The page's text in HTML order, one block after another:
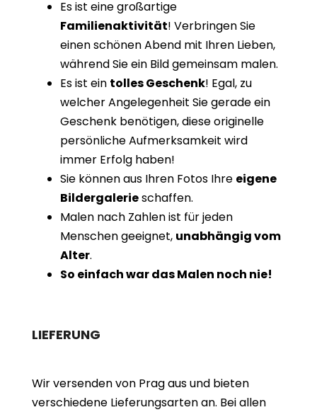
Es ist eine großartige
Familienaktivität! Verbringen Sie
einen schönen Abend mit Ihren Lieben,
während Sie ein Bild gemeinsam malen.
Es ist ein tolles Geschenk! Egal, zu
welcher Angelegenheit Sie gerade ein
Geschenk benötigen, diese originelle
persönliche Aufmerksamkeit wird
immer Erfolg haben!
Sie können aus Ihren Fotos Ihre eigene
Bildergalerieschaffen.
Malen nach Zahlen ist für jeden
Menschen geeignet, unabhängig vom
Alter.
So einfach war das Malen noch nie!
LIEFERUNG
Wir versenden von Prag aus und bieten
verschiedene Lieferungsarten an. Bei allen